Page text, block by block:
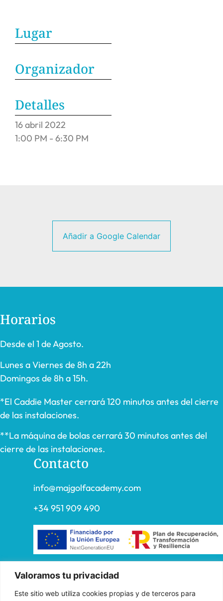
Valoramos tu privacidad
Este sitio web utiliza cookies propias y de terceros para
Lugar
Organizador
Detalles
16abril 2022
1:00 PM - 6:30 PM
Añadir a Google Calendar
Horarios
Desde el 1 de Agosto.
Lunes a Viernes de 8h a 22h
Domingos de 8h a 15h.
*El Caddie Master cerrará 120 minutos antes del cierre
de las instalaciones.
**La máquina de bolas cerrará 30 minutos antes del
cierre de las instalaciones.
Contacto
info@majgolfacademy.com
+34 951 909 490
«FADE AND DRAW TARGET S.L. ha recibido una ayuda de la
Unión Europea con cargo al Programa Operativo FEDER de
Andalucía 2014-2020, financiada como parte de la respuesta de